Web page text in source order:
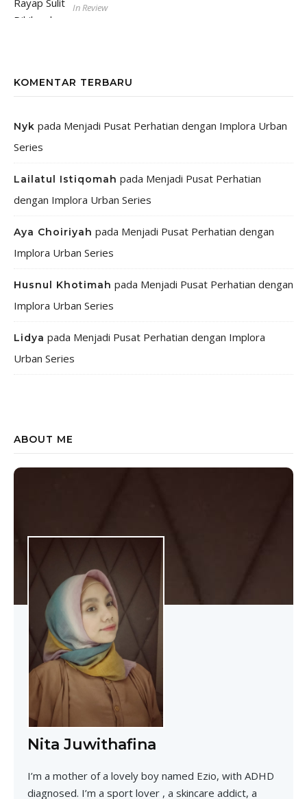
In Review
KOMENTAR TERBARU
Nyk pada Menjadi Pusat Perhatian dengan Implora Urban
Series
Lailatul Istiqomah pada Menjadi Pusat Perhatian
dengan Implora Urban Series
Aya Choiriyah pada Menjadi Pusat Perhatian dengan
Implora Urban Series
Husnul Khotimah pada Menjadi Pusat Perhatian dengan
Implora Urban Series
Lidya pada Menjadi Pusat Perhatian dengan Implora
Urban Series
ABOUT ME
Nita Juwithafina
I’m a mother of a lovely boy named Ezio, with ADHD
diagnosed. I’m a sport lover , a skincare addict, a